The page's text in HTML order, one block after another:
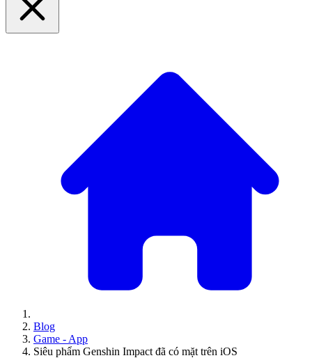
Blog
Game - App
Siêu phẩm Genshin Impact đã có mặt trên iOS